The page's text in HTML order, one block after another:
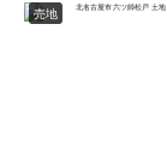
売地